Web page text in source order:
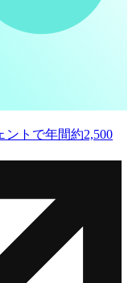
トで年間約2,500